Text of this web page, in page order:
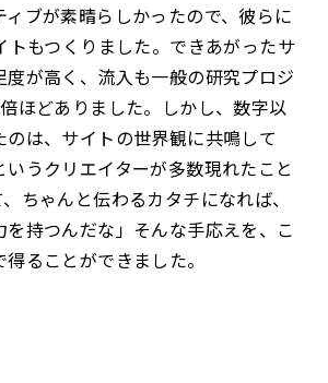
ブが素晴らしかったので、彼らに
トもつくりました。できあがったサ
度が高く、流入も一般の研究プロジ
ほどありました。しかし、数字以
は、サイトの世界観に共鳴して
いうクリエイターが多数現れたこと
ちゃんと伝わるカタチになれば、
持つんだな」そんな手応えを、こ
ることができました。